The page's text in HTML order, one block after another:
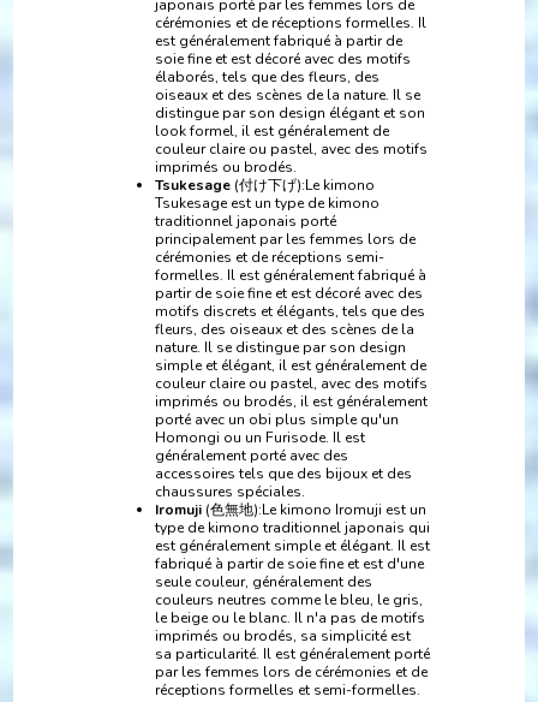
japonais porté par les femmes lors de
cérémonies et de réceptions formelles. Il
est généralement fabriqué à partir de
soie fine et est décoré avec des motifs
élaborés, tels que des fleurs, des
oiseaux et des scènes de la nature. Il se
distingue par son design élégant et son
look formel, il est généralement de
couleur claire ou pastel, avec des motifs
imprimés ou brodés.
Tsukesage (付け下げ):Le kimono
Tsukesage est un type de kimono
traditionnel japonais porté
principalement par les femmes lors de
cérémonies et de réceptions semi-
formelles. Il est généralement fabriqué à
partir de soie fine et est décoré avec des
motifs discrets et élégants, tels que des
fleurs, des oiseaux et des scènes de la
nature. Il se distingue par son design
simple et élégant, il est généralement de
couleur claire ou pastel, avec des motifs
imprimés ou brodés, il est généralement
porté avec un obi plus simple qu'un
Homongi ou un Furisode. Il est
généralement porté avec des
accessoires tels que des bijoux et des
chaussures spéciales.
Iromuji (色無地):Le kimono Iromuji est un
type de kimono traditionnel japonais qui
est généralement simple et élégant. Il est
fabriqué à partir de soie fine et est d'une
seule couleur, généralement des
couleurs neutres comme le bleu, le gris,
le beige ou le blanc. Il n'a pas de motifs
imprimés ou brodés, sa simplicité est
sa particularité. Il est généralement porté
par les femmes lors de cérémonies et de
réceptions formelles et semi-formelles.